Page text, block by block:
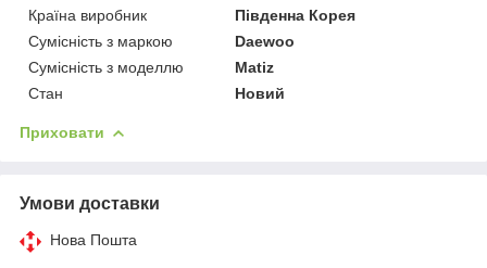
Країна виробник
Південна Корея
Сумісність з маркою
Daewoo
Сумісність з моделлю
Matiz
Стан
Новий
Приховати
Умови доставки
Нова Пошта